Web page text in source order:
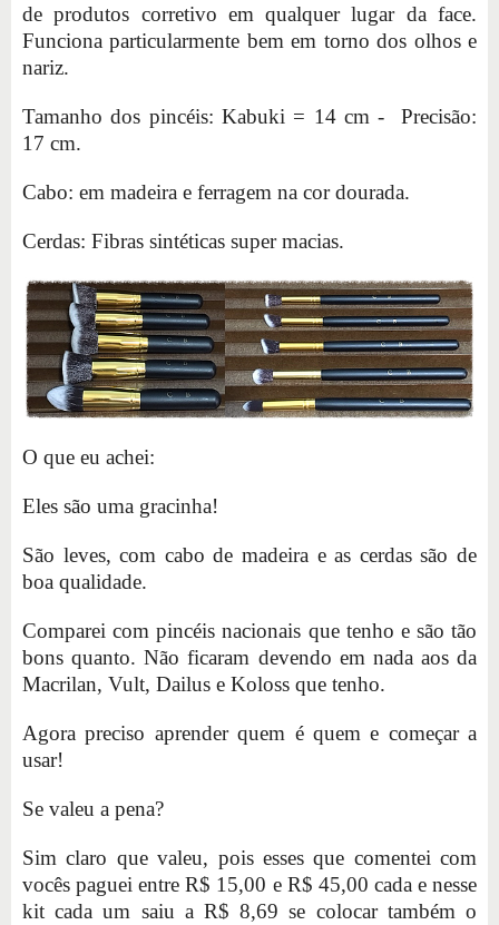
de produtos corretivo em qualquer lugar da face.
Funciona particularmente bem em torno dos olhos e
nariz.
Tamanho dos pincéis: Kabuki = 14 cm - Precisão:
17 cm.
Cabo: em madeira e ferragem na cor dourada.
Cerdas: Fibras sintéticas super macias.
O que eu achei:
Eles são uma gracinha!
São leves, com cabo de madeira e as cerdas são de
boa qualidade.
Comparei com pincéis nacionais que tenho e são tão
bons quanto. Não ficaram devendo em nada aos da
Macrilan, Vult, Dailus e Koloss que tenho.
Agora preciso aprender quem é quem e começar a
usar!
Se valeu a pena?
Sim claro que valeu, pois esses que comentei com
vocês paguei entre R$ 15,00 e R$ 45,00 cada e nesse
kit cada um saiu a R$ 8,69 se colocar também o